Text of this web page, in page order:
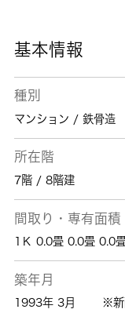
基本情報
種別
マンション / 鉄骨造
所在階
7階 / 8階建
間取り・専有面積
1Ｋ 0.0畳 0.0畳 0.0
築年月
1993年 3月 ※新